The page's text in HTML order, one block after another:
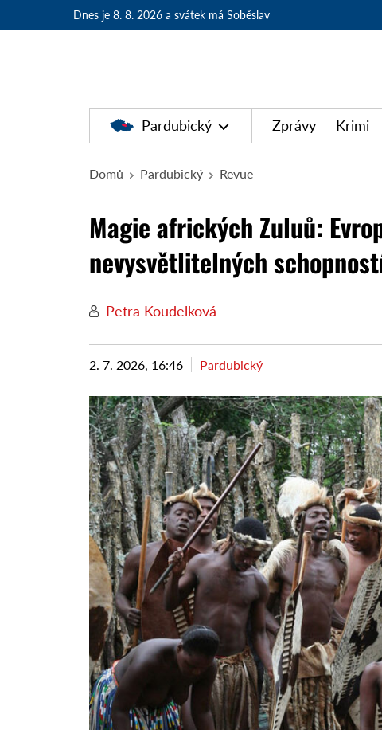
Dnes je 8. 8. 2026 a svátek má Soběslav
Pardubický Zprávy Krimi
Domů Pardubický Revue
Magie afrických Zuluů:
nevysvětlitelných
Petra Koudelková
2. 7. 2026, 16:46 Pardubický